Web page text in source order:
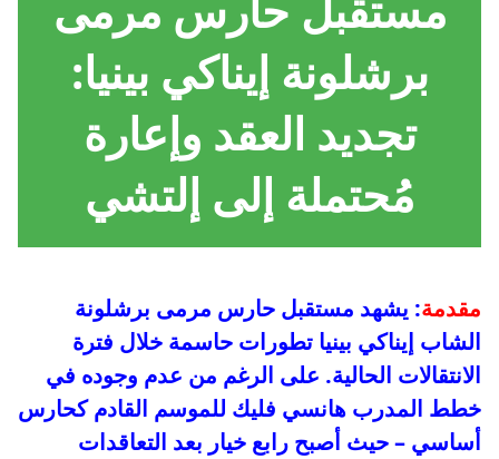
برشلونة إيناكي بينيا:
تجديد العقد وإعارة
مُحتملة إلى إلتشي
مقدمة: يشهد مستقبل حارس مرمى برشلونة
الشاب إيناكي بينيا تطورات حاسمة خلال فترة
الانتقالات الحالية. على الرغم من عدم وجوده في
خطط المدرب هانسي فليك للموسم القادم كحارس
أساسي – حيث أصبح رابع خيار بعد التعاقدات